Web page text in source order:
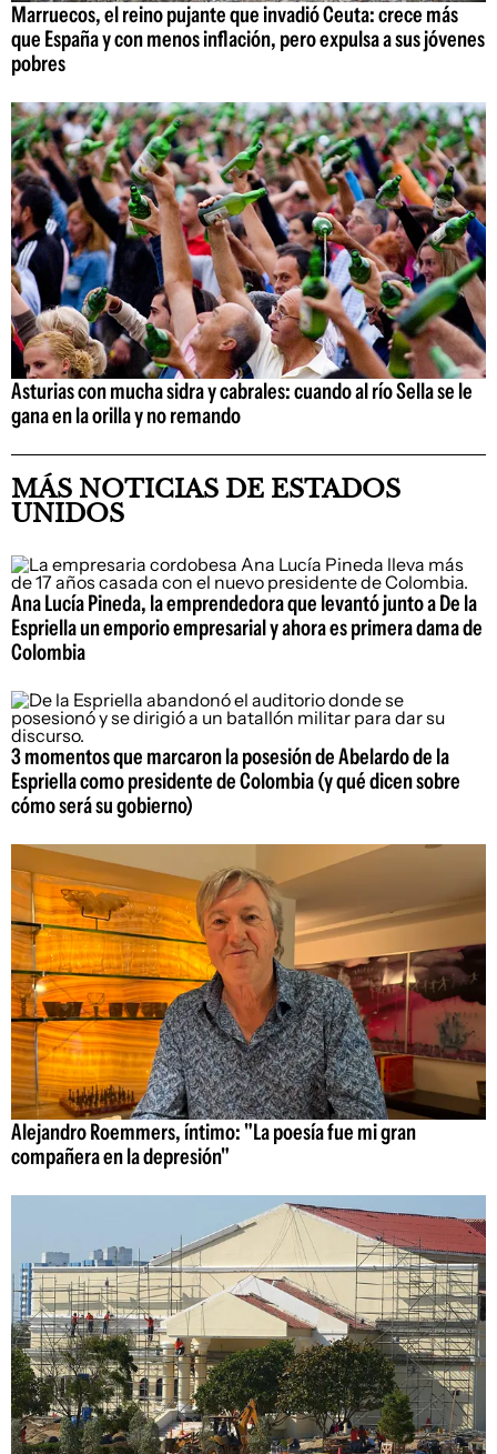
Marruecos, el reino pujante que invadió Ceuta: crece más
que España y con menos inflación, pero expulsa a sus jóvenes
pobres
Asturias con mucha sidra y cabrales: cuando al río Sella se le
gana en la orilla y no remando
MÁS NOTICIAS DE ESTADOS
UNIDOS
Ana Lucía Pineda, la emprendedora que levantó junto a De la
Espriella un emporio empresarial y ahora es primera dama de
Colombia
3 momentos que marcaron la posesión de Abelardo de la
Espriella como presidente de Colombia (y qué dicen sobre
cómo será su gobierno)
Alejandro Roemmers, íntimo: "La poesía fue mi gran
compañera en la depresión"